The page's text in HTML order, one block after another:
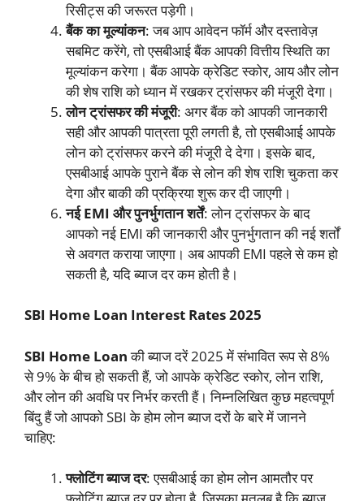
रिसीट्स की जरूरत पड़ेगी।
बैंक का मूल्यांकन: जब आप आवेदन फॉर्म और दस्तावेज़
सबमिट करेंगे, तो एसबीआई बैंक आपकी वित्तीय स्थिति का
मूल्यांकन करेगा। बैंक आपके क्रेडिट स्कोर, आय और लोन
की शेष राशि को ध्यान में रखकर ट्रांसफर की मंजूरी देगा।
लोन ट्रांसफर की मंजूरी: अगर बैंक को आपकी जानकारी
सही और आपकी पात्रता पूरी लगती है, तो एसबीआई आपके
लोन को ट्रांसफर करने की मंजूरी दे देगा। इसके बाद,
एसबीआई आपके पुराने बैंक से लोन की शेष राशि चुकता कर
देगा और बाकी की प्रक्रिया शुरू कर दी जाएगी।
नई EMI और पुनर्भुगतान शर्तें: लोन ट्रांसफर के बाद
आपको नई EMI की जानकारी और पुनर्भुगतान की नई शर्तों
से अवगत कराया जाएगा। अब आपकी EMI पहले से कम हो
सकती है, यदि ब्याज दर कम होती है।
SBI Home Loan Interest Rates 2025
SBI Home Loanकी ब्याज दरें 2025 में संभावित रूप से 8%
से 9% के बीच हो सकती हैं, जो आपके क्रेडिट स्कोर, लोन राशि,
और लोन की अवधि पर निर्भर करती हैं। निम्नलिखित कुछ महत्वपूर्ण
बिंदु हैं जो आपको SBI के होम लोन ब्याज दरों के बारे में जानने
चाहिए:
फ्लोटिंग ब्याज दर: एसबीआई का होम लोन आमतौर पर